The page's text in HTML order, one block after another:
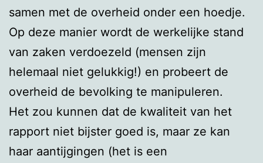
samen met de overheid onder een hoedje.
Op deze manier wordt de werkelijke stand
van zaken verdoezeld (mensen zijn
helemaal niet gelukkig!) en probeert de
overheid de bevolking te manipuleren.
Het zou kunnen dat de kwaliteit van het
rapport niet bijster goed is, maar ze kan
haar aantijgingen (het is een